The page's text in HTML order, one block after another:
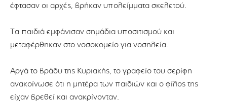
έφτασαν οι αρχές, βρήκαν υπολείμματα σκελετού.
Τα παιδιά εμφάνισαν σημάδια υποσιτισμού και
μεταφέρθηκαν στο νοσοκομείο για νοσηλεία.
Αργά το βράδυ της Κυριακής, το γραφείο του σερίφη
ανακοίνωσε ότι η μητέρα των παιδιών και ο φίλος της
είχαν βρεθεί και ανακρίνονταν.